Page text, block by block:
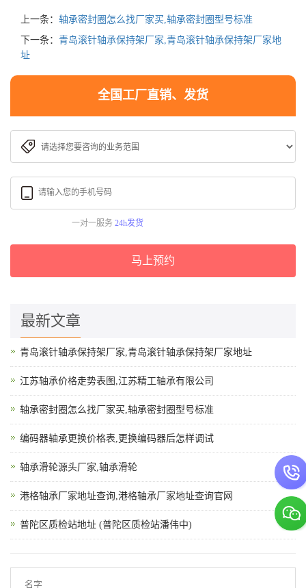
上一条： 轴承密封圈怎么找厂家买,轴承密封圈型号标准
下一条： 青岛滚针轴承保持架厂家,青岛滚针轴承保持架厂家地
址
全国工厂直销、发货
一对一服务 24h发货
马上预约
最新文章
青岛滚针轴承保持架厂家,青岛滚针轴承保持架厂家地址
江苏轴承价格走势表图,江苏精工轴承有限公司
轴承密封圈怎么找厂家买,轴承密封圈型号标准
编码器轴承更换价格表,更换编码器后怎样调试
轴承滑轮源头厂家,轴承滑轮
港格轴承厂家地址查询,港格轴承厂家地址查询官网
普陀区质检站地址 (普陀区质检站潘伟中)